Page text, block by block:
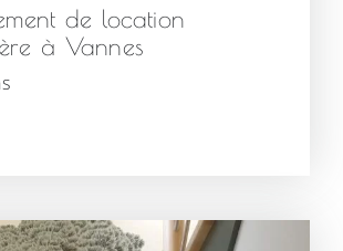
de location
à Vannes